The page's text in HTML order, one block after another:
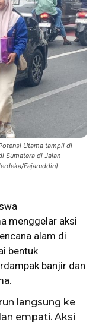
Utama tampil di
Sumatera di Jalan
Fajaruddin)
menggelar aksi
alam di
bentuk
banjir dan
langsung ke
empati. Aksi